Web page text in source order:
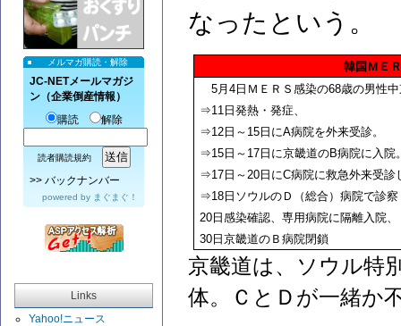
メルマガ購読・解除
JC-NETメールマガジ
ン（企業倒産情報）
購読
解除
読者購読規約
>> バックナンバー
powered by まぐまぐ！
Links
Yahoo!ニュース
なったという。
韓国ＭＥ
5月4日ＭＥＲＳ感染の68歳の男性
⇒11日発熱・発症、
⇒12日～15日にA病院を外来受診。
⇒15日～17日に京畿道のB病院に入院
⇒17日～20日にC病院に救急外来受診
⇒18日ソウルのＤ（総合）病院で診
20 日感染確認、専用病院に隔離入院、
30 日京畿道の Ｂ病院閉鎖
京畿道は、ソウル特
体。ＣとＤが一緒か